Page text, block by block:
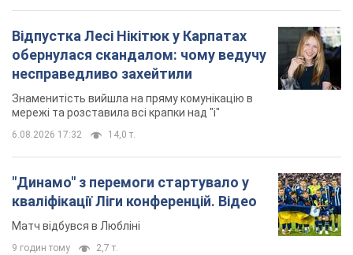
Відпустка Лесі Нікітюк у Карпатах
обернулася скандалом: чому ведучу
несправедливо захейтили
Знаменитість вийшла на пряму комунікацію в
мережі та розставила всі крапки над "і"
6.08.2026 17:32 14,0 т.
"Динамо" з перемоги стартувало у
кваліфікації Ліги конференцій. Відео
Матч відбувся в Любліні
9 годин тому 2,7 т.